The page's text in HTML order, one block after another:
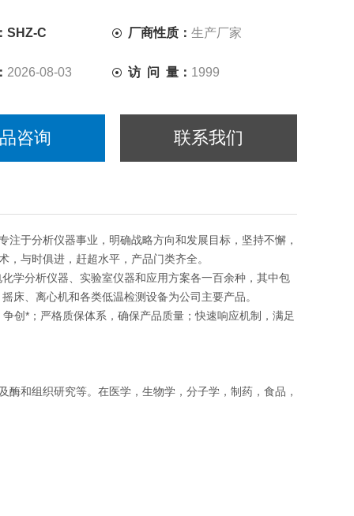
SHZ-C 厂商性质：生产厂家
2026-08-03 访 问 量： 1999
咨询 联系我们
注于分析仪器事业，明确战略方向和发展目标，坚持不懈，
与时俱进，赶超水平，产品门类齐全。
学分析仪器、实验室仪器和应用方案各一百余种，其中包
床、离心机和各类低温检测设备为公司主要产品。
创*；严格质保体系，确保产品质量；快速响应机制，满足
和组织研究等。在医学，生物学，分子学，制药，食品，